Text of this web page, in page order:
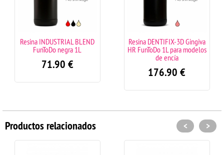
Resina INDUSTRIAL BLEND
FunToDo negra 1L
71.90 €
Resina DENTIFIX-3D Gingiva
HR FunToDo 1L para modelos
de encía
176.90 €
Productos relacionados < >